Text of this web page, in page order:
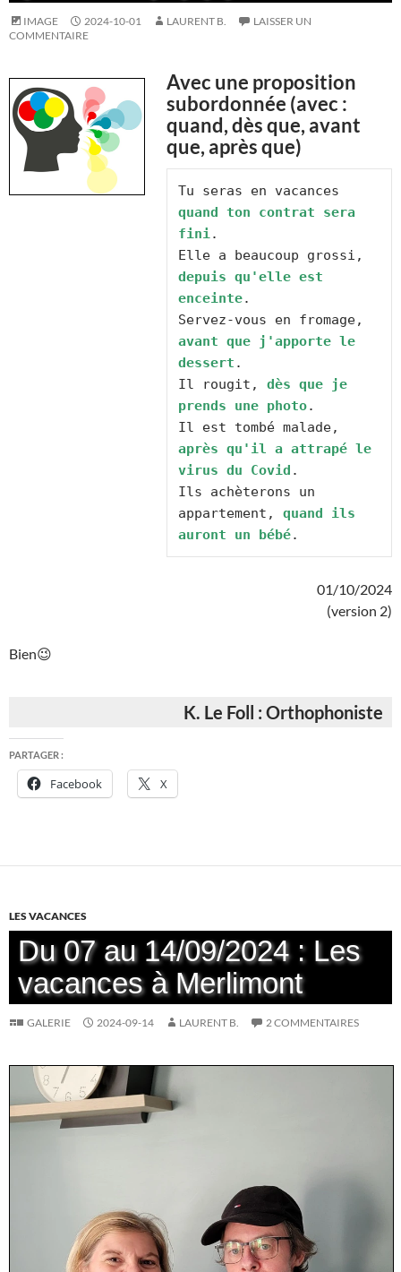
IMAGE 2024-10-01 LAURENT B.
LAISSER UN
COMMENTAIRE
Avec une proposition
subordonnée (avec :
quand, dès que, avant
que, après que)
quand ton contrat sera
fini.
depuis qu'elle est
enceinte.
avant que j'apporte le
dessert .
Il rougit, dès que je
prends une photo.
après qu'il a attrapé le
virus du Covid .
Ils achèterons un
appartement, quand ils
auront un bébé.
01/10/2024
(version 2)
Bien😉
K. Le Foll : Orthophoniste
PARTAGER :
Facebook X
LES VACANCES
Du 07 au 14/09/2024 : Les
vacances à Merlimont
GALERIE 2024-09-14 LAURENT B. 2 COMMENTAIRES